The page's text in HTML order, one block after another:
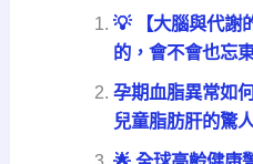
💡 【大腦與代謝
的，會不會也忘
孕期血脂異常如
兒童脂肪肝的驚